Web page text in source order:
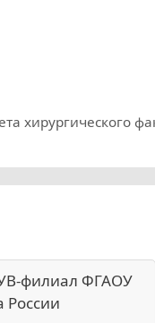
хирургического
филиал ФГАОУ